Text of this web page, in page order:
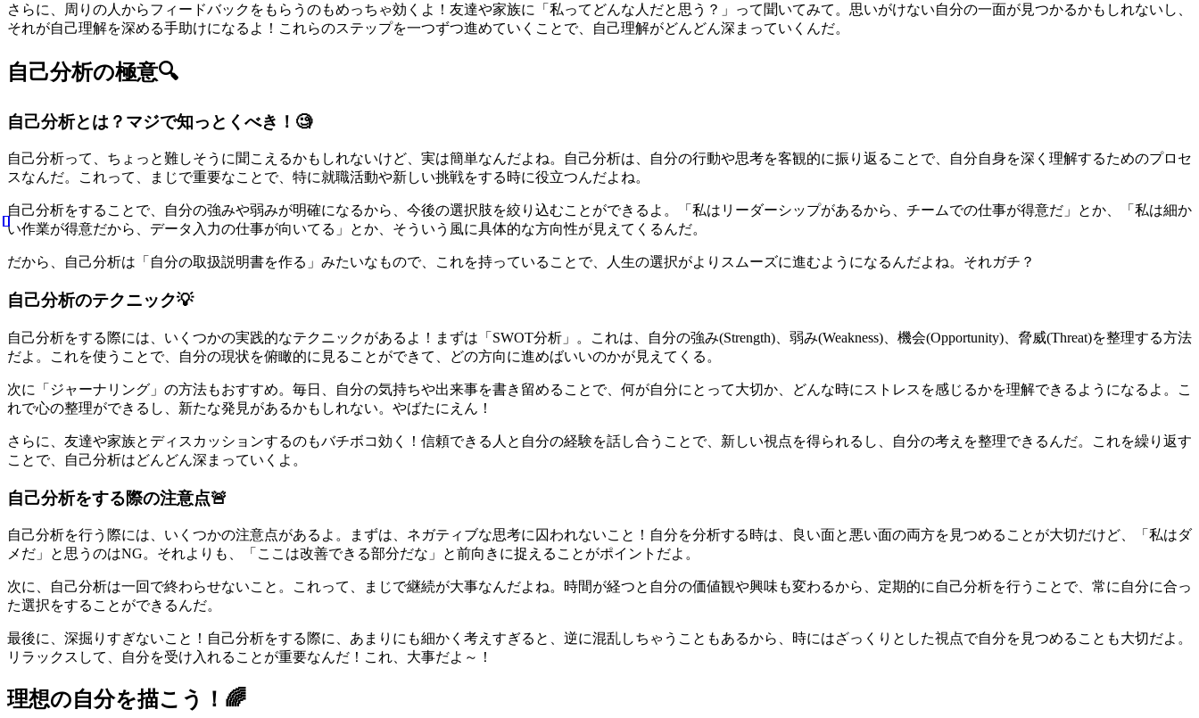
さらに、周りの人からフィードバックをもらうのもめっちゃ効くよ！友達や家族に「私ってどんな人だと思う？」って聞いてみて。思いがけない自分の一面が見つかるかもしれないし、
それが自己理解を深める手助けになるよ！これらのステップを一つずつ進めていくことで、自己理解がどんどん深まっていくんだ。
自己分析の極意🔍
自己分析とは？マジで知っとくべき！🧐
自己分析って、ちょっと難しそうに聞こえるかもしれないけど、実は簡単なんだよね。自己分析は、自分の行動や思考を客観的に振り返ることで、自分自身を深く理解するためのプロセ
スなんだ。これって、まじで重要なことで、特に就職活動や新しい挑戦をする時に役立つんだよね。
自己分析をすることで、自分の強みや弱みが明確になるから、今後の選択肢を絞り込むことができるよ。「私はリーダーシップがあるから、チームでの仕事が得意だ」とか、「私は細か
い作業が得意だから、データ入力の仕事が向いてる」とか、そういう風に具体的な方向性が見えてくるんだ。
だから、自己分析は「自分の取扱説明書を作る」みたいなもので、これを持っていることで、人生の選択がよりスムーズに進むようになるんだよね。それガチ？
自己分析のテクニック💡
自己分析をする際には、いくつかの実践的なテクニックがあるよ！まずは「SWOT分析」。これは、自分の強み(Strength)、弱み(Weakness)、機会(Opportunity)、脅威(Threat)を整理する方法
だよ。これを使うことで、自分の現状を俯瞰的に見ることができて、どの方向に進めばいいのかが見えてくる。
次に「ジャーナリング」の方法もおすすめ。毎日、自分の気持ちや出来事を書き留めることで、何が自分にとって大切か、どんな時にストレスを感じるかを理解できるようになるよ。こ
れで心の整理ができるし、新たな発見があるかもしれない。やばたにえん！
さらに、友達や家族とディスカッションするのもバチボコ効く！信頼できる人と自分の経験を話し合うことで、新しい視点を得られるし、自分の考えを整理できるんだ。これを繰り返す
ことで、自己分析はどんどん深まっていくよ。
自己分析をする際の注意点🚨
自己分析を行う際には、いくつかの注意点があるよ。まずは、ネガティブな思考に囚われないこと！自分を分析する時は、良い面と悪い面の両方を見つめることが大切だけど、「私はダ
メだ」と思うのはNG。それよりも、「ここは改善できる部分だな」と前向きに捉えることがポイントだよ。
次に、自己分析は一回で終わらせないこと。これって、まじで継続が大事なんだよね。時間が経つと自分の価値観や興味も変わるから、定期的に自己分析を行うことで、常に自分に合っ
た選択をすることができるんだ。
最後に、深掘りすぎないこと！自己分析をする際に、あまりにも細かく考えすぎると、逆に混乱しちゃうこともあるから、時にはざっくりとした視点で自分を見つめることも大切だよ。
リラックスして、自分を受け入れることが重要なんだ！これ、大事だよ～！
理想の自分を描こう！🌈